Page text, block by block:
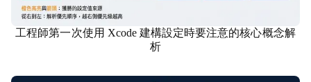
資訊科技
工程師第一次使用 Xcode 建構設定時要注意的核心概念解
析